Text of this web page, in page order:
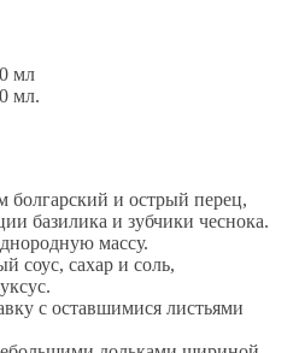
мл
мл.
болгарский и острый перец,
базилика и зубчики чеснока.
массу.
соус, сахар и соль,
с оставшимися листьями